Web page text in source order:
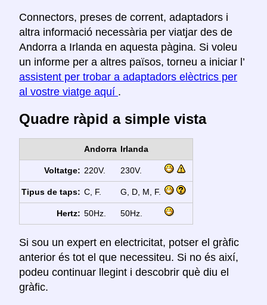
Connectors, preses de corrent, adaptadors i
altra informació necessària per viatjar des de
Andorra a Irlanda en aquesta pàgina. Si voleu
un informe per a altres països, torneu a iniciar l’
assistent per trobar a adaptadors elèctrics per
al vostre viatge aquí .
Quadre ràpid a simple vista
Andorra Irlanda
Voltatge: 220V. 230V.
Tipus de taps: C, F. G, D, M, F.
Hertz: 50Hz. 50Hz.
Si sou un expert en electricitat, potser el gràfic
anterior és tot el que necessiteu. Si no és així,
podeu continuar llegint i descobrir què diu el
gràfic.